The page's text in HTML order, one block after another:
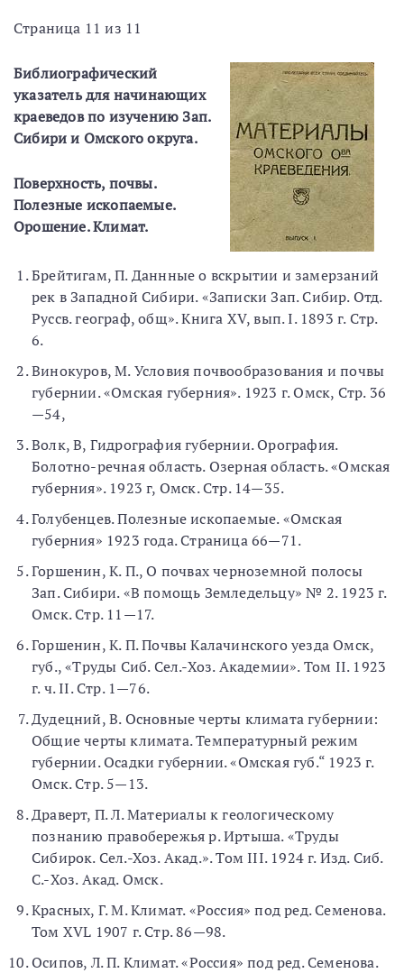
Страница 11 из 11
Библиографический
указатель для начинающих
краеведов по изучению Зап.
Сибири и Омского округа.
Поверхность, почвы.
Полезные ископаемые.
Орошение. Климат.
Брейтигам, П. Даннные о вскрытии и замерзаний
рек в Западной Сибири. «Записки Зап. Сибир. Отд.
Руссв. географ, общ». Книга XV, вып. I. 1893 г. Стр.
6.
Винокуров, М. Условия почвообразования и почвы
губернии. «Омская губерния». 1923 г. Омск, Стр. 36
—54,
Волк, В, Гидрография губернии. Орография.
Болотно-речная область. Озерная область. «Омская
губерния». 1923 г, Омск. Стр. 14—35.
Голубенцев. Полезные ископаемые. «Омская
губерния» 1923 года. Страница 66—71.
Горшенин, К. П., О почвах черноземной полосы
Зап. Сибири. «В помощь Земледельцу» № 2. 1923 г.
Омск. Стр. 11—17.
Горшенин, К. П. Почвы Калачинского уезда Омск,
губ., «Труды Сиб. Сел.-Хоз. Академии». Том II. 1923
г. ч. II. Стр. 1—76.
Дудецний, В. Основные черты климата губернии:
Общие черты климата. Температурный режим
губернии. Осадки губернии. «Омская губ.“ 1923 г.
Омск. Стр. 5—13.
Драверт, П. Л. Материалы к геологическому
познанию правобережья р. Иртыша. «Труды
Сибирок. Сел.-Хоз. Акад.». Том III. 1924 г. Изд. Сиб.
C.-Хоз. Акад. Омск.
Красных, Г. М. Климат. «Россия» под ред. Семенова.
Том XVL 1907 г. Стр. 86—98.
Осипов, Л. П. Климат. «Россия» под ред. Семенова.